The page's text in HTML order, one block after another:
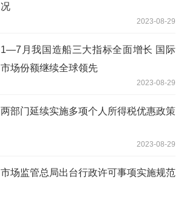
况
2023-08-29
1—7月我国造船三大指标全面增长 国际
市场份额继续全球领先
2023-08-29
两部门延续实施多项个人所得税优惠政策
2023-08-29
市场监管总局出台行政许可事项实施规范